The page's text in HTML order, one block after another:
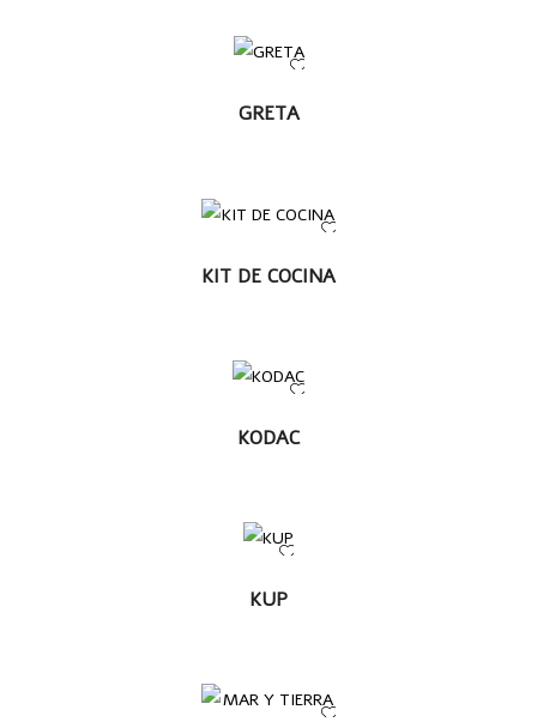
MÁS
GRETA
LEER MÁS
KIT DE COCINA
MÁS
KODAC
MÁS
KUP